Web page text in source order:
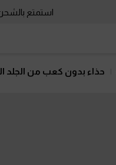
استمتع بالشحن
حذاء بدون كعب من الجلد